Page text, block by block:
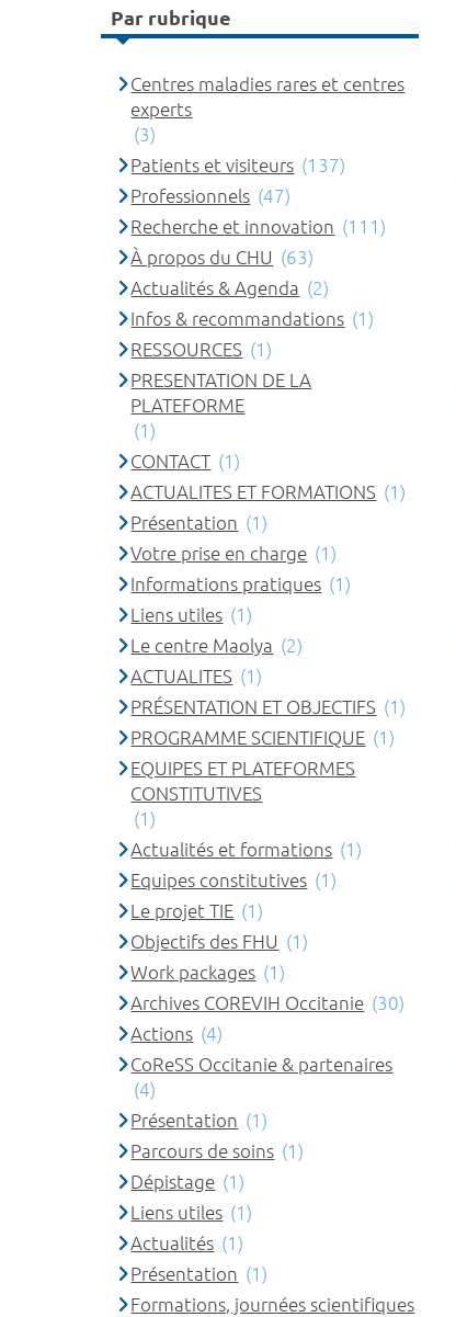
Par rubrique
Centres maladies rares et centres
experts
(3)
Patients et visiteurs (137)
Professionnels (47)
Recherche et innovation (111)
À propos du CHU (63)
Actualités & Agenda (2)
Infos & recommandations (1)
RESSOURCES (1)
PRESENTATION DE LA
PLATEFORME
(1)
CONTACT (1)
ACTUALITES ET FORMATIONS (1)
Présentation (1)
Votre prise en charge (1)
Informations pratiques (1)
Liens utiles (1)
Le centre Maolya (2)
ACTUALITES (1)
PRÉSENTATION ET OBJECTIFS (1)
PROGRAMME SCIENTIFIQUE (1)
EQUIPES ET PLATEFORMES
CONSTITUTIVES
(1)
Actualités et formations (1)
Equipes constitutives (1)
Le projet TIE (1)
Objectifs des FHU (1)
Work packages (1)
Archives COREVIH Occitanie (30)
Actions (4)
CoReSS Occitanie & partenaires
(4)
Présentation (1)
Parcours de soins (1)
Dépistage (1)
Liens utiles (1)
Actualités (1)
Présentation (1)
Formations, journées scientifiques